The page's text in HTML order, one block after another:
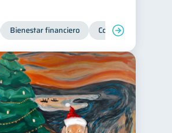
Bienestar financiero Consejos